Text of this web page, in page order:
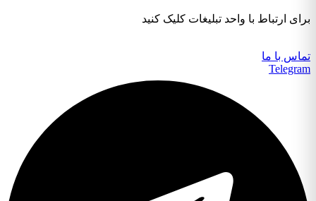
برای ارتباط با واحد تبلیغات کلیک کنید
تماس با ما
Telegram